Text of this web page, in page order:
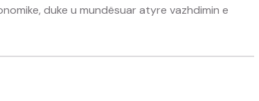
duke u mundësuar atyre vazhdimin e